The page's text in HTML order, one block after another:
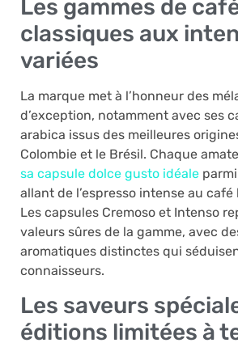
Les gammes de
classiques aux
variées
La marque met à l’honneur des
d’exception, notamment avec ses
arabica issus des meilleures
Colombie et le Brésil. Chaque
sa capsule dolce gusto idéale
allant de l’espresso intense au
Les capsules Cremoso et Intenso
valeurs sûres de la gamme, avec
aromatiques distinctes qui
connaisseurs.
Les saveurs
éditions limitées à